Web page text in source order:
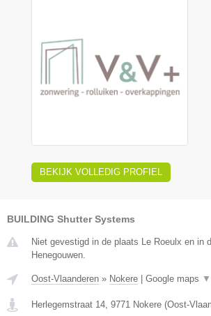
BEKIJK VOLLEDIG PROFIEL
BUILDING Shutter Systems
Niet gevestigd in de plaats Le Roeulx en in
Henegouwen.
Oost-Vlaanderen » Nokere Google maps ▼
Herlegemstraat 14 9771 Nokere (Oost-